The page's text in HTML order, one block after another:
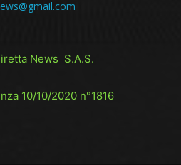
News S.A.S.
10/10/2020 n°1816